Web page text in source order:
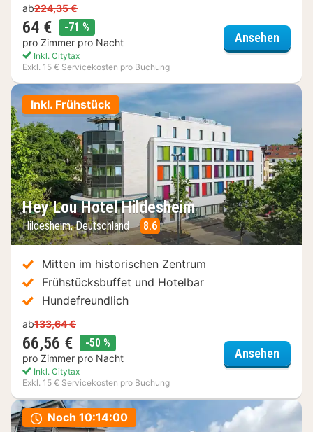
ab224,35 €
64 € -71 %
pro Zimmer pro Nacht
Inkl. Citytax
Exkl. 15 € Servicekosten pro Buchung
Ansehen
Inkl. Frühstück
Hey Lou Hotel Hildesheim
Hildesheim, Deutschland 8.6
Mitten im historischen Zentrum
Frühstücksbuffet und Hotelbar
Hundefreundlich
ab133,64 €
66,56 € -50 %
pro Zimmer pro Nacht
Inkl. Citytax
Exkl. 15 € Servicekosten pro Buchung
Ansehen
Noch 10:13:59